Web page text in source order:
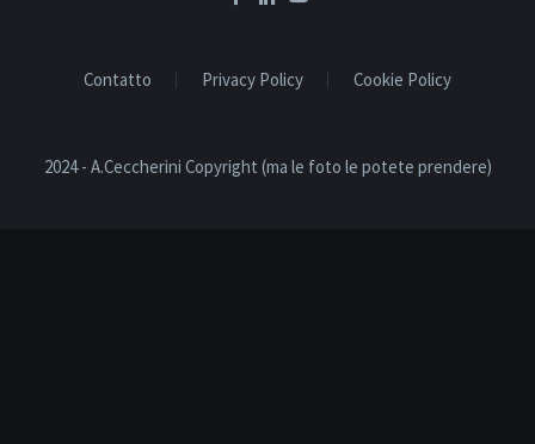
Contatto Privacy Policy Cookie Policy
2024 - A.Ceccherini Copyright (ma le foto le potete prendere)